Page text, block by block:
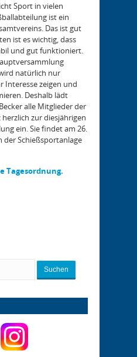
Sport in vielen
ist ein
Das ist gut
ist es wichtig, dass
und gut funktioniert.
natürlich nur
Interesse zeigen und
Deshalb lädt
alle Mitglieder der
zur diesjährigen
ein. Sie findet am 26.
der Schießsportanlage
Tagesordnung.
Suchen